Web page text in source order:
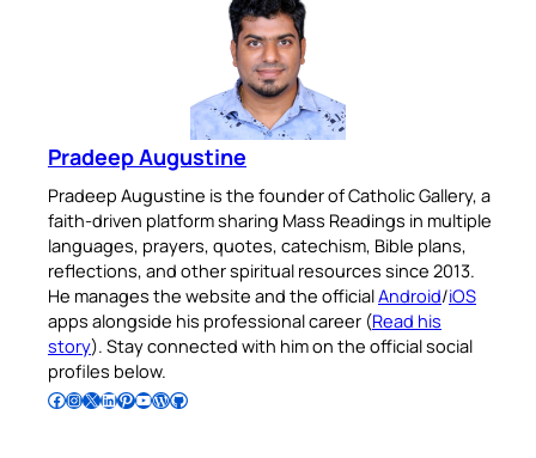
Pradeep Augustine
Pradeep Augustine is the founder of Catholic Gallery, a
faith-driven platform sharing Mass Readings in multiple
languages, prayers, quotes, catechism, Bible plans,
reflections, and other spiritual resources since 2013.
He manages the website and the officialAndroid/iOS
apps alongside his professional career (Read his
story). Stay connected with him on the official social
profiles below.
Follow Pradeep on Facebook Follow Pradeep on InstagramFollow Pradeep on X Follow Pradeep on LinkedIn Follow Pradeep on Pinterest Subscribe to Pradeep’s Youtube Channel Follow Pradeep on WordPress Follow Pradeep on GitHub